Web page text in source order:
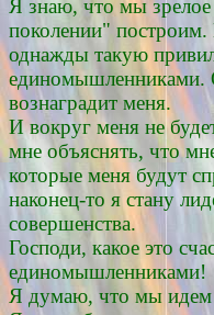
Я знаю, что мы
поколении"
однажды такую
единомышленниками.
вознаградит меня.
И вокруг меня не
мне объяснять, что
которые меня будут
наконец-то я стану
совершенства.
Господи, какое это
единомышленниками!
Я думаю, что мы идем